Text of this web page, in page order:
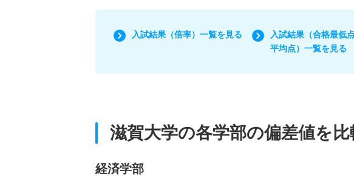
入試結果（倍率）一覧を見る
入試結果（合格最低
平均点）一覧を見る
滋賀大学の各学部の偏差値を比
経済学部